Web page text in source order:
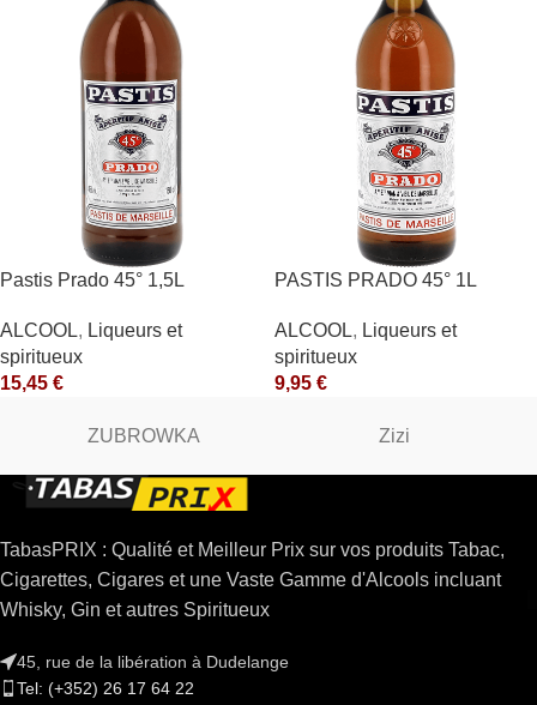
Pastis Prado 45° 1,5L
ALCOOL, Liqueurs et
spiritueux
15,45 €
PASTIS PRADO 45° 1L
ALCOOL, Liqueurs et
spiritueux
9,95 €
ZUBROWKA Zizi
TabasPRIX : Qualité et Meilleur Prix sur vos produits Tabac,
Cigarettes, Cigares et une Vaste Gamme d'Alcools incluant
Whisky, Gin et autres Spiritueux
45, rue de la libération à Dudelange
Tel: (+352) 26 17 64 22